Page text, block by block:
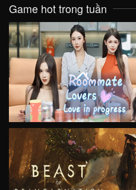
Game hot trong tuần
VIEW
VIEW